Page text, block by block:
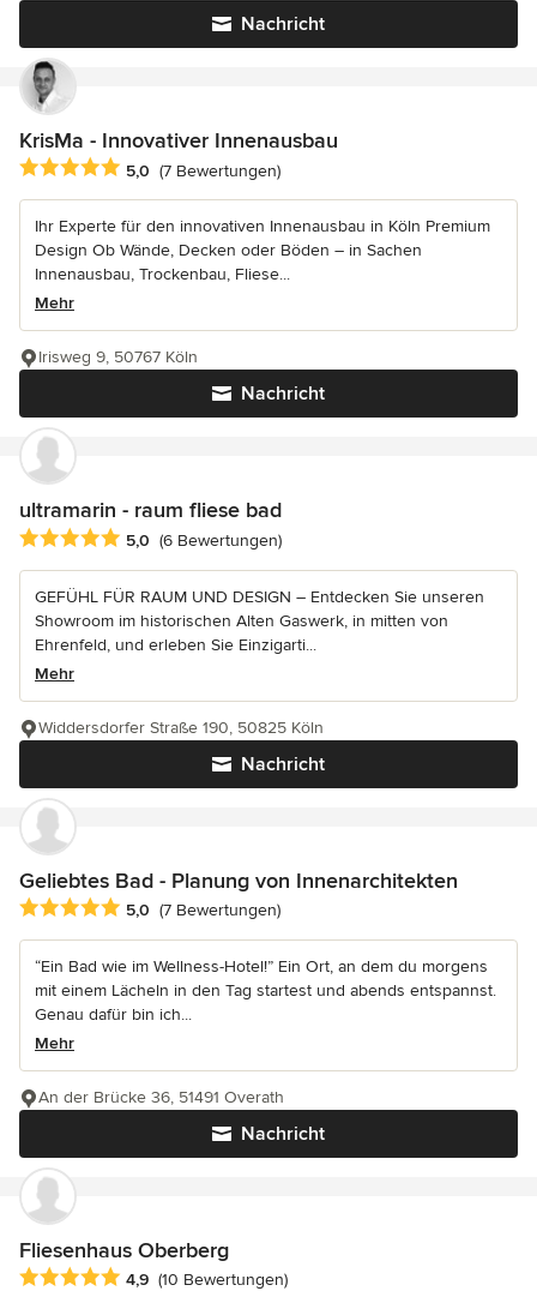
Nachricht
KrisMa - Innovativer Innenausbau
Durchschnittliche Bewertung: 5 von 5 Sternen
5,0 (7 Bewertungen)
Ihr Experte für den innovativen Innenausbau in Köln Premium
Design Ob Wände, Decken oder Böden – in Sachen
Innenausbau, Trockenbau, Fliese...
Mehr
Nachricht
Irisweg 9, 50767 Köln
ultramarin - raum fliese bad
Durchschnittliche Bewertung: 5 von 5 Sternen
5,0 (6 Bewertungen)
GEFÜHL FÜR RAUM UND DESIGN – Entdecken Sie unseren
Showroom im historischen Alten Gaswerk, in mitten von
Ehrenfeld, und erleben Sie Einzigarti...
Mehr
Nachricht
Widdersdorfer Straße 190, 50825 Köln
Geliebtes Bad - Planung von Innenarchitekten
Durchschnittliche Bewertung: 5 von 5 Sternen
5,0 (7 Bewertungen)
“Ein Bad wie im Wellness-Hotel!” Ein Ort, an dem du morgens
mit einem Lächeln in den Tag startest und abends entspannst.
Genau dafür bin ich...
Mehr
Nachricht
An der Brücke 36, 51491 Overath
Fliesenhaus Oberberg
Durchschnittliche Bewertung: 4.9 von 5 Sternen
4,9 (10 Bewertungen)